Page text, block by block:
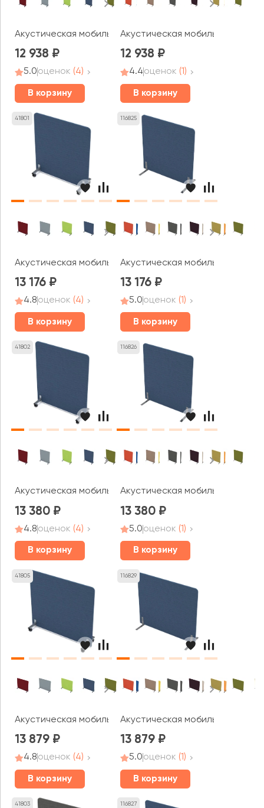
Акустическая мобильная перегородка (800*377*1400)
12 938
5.0оценок (4)
В корзину
Акустическая мобильная
12 938
4.4оценок (1)
В корзину
41801
Акустическая мобильная перегородка (1000*377*1100)
13 176
4.8оценок (4)
В корзину
116825
Акустическая мобильная
13 176
5.0оценок (1)
В корзину
41802
Акустическая мобильная перегородка (1000*377*1200)
13 380
4.8оценок (4)
В корзину
116826
Акустическая мобильная
13 380
5.0оценок (1)
В корзину
41805
Акустическая мобильная перегородка (1200*377*1100)
13 879
4.8оценок (4)
В корзину
116829
Акустическая мобильная
13 879
5.0оценок (1)
В корзину
41803 116827